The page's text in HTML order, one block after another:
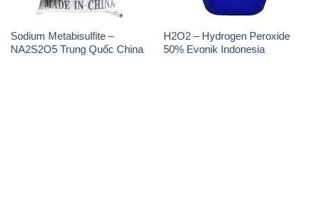
Sodium Metabisulfite –
NA2S2O5 Trung Quốc China
H2O2 – Hydrogen Peroxide
50% Evonik Indonesia